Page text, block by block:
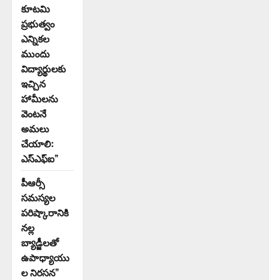
కూటమి
ప్రభుత్వం
ఎన్నికల
ముందు
విద్యార్థులకు
ఇచ్చిన
హామీలను
వెంటనే
అమలు
చేయాలి:
ఎస్ఎఫ్ఐ”
పీఆర్సీ
సమస్యల
పరిష్కారానికి
నల్ల
బ్యాడ్జీలతో
ఉపాధ్యాయు
ల నిరసన”